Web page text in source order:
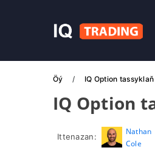
Öý IQ Option tassyklaň
IQ Option
Ittenazan:
Nathan
Cole